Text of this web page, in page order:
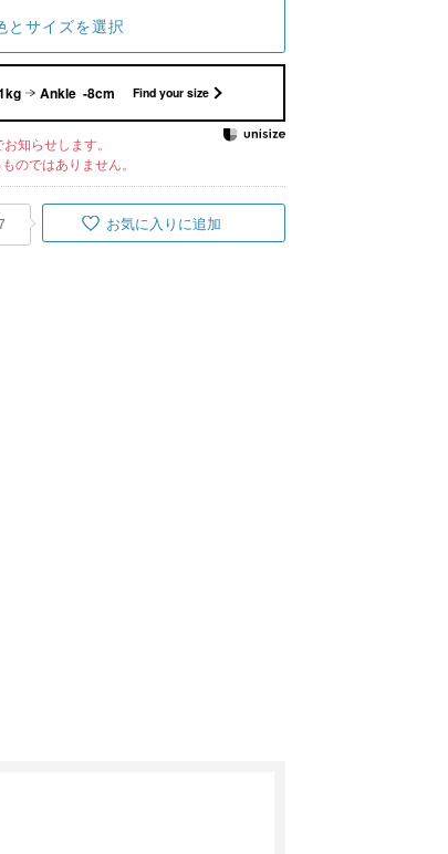
とサイズを選択
Ankle -8cm Find your size
知らせします。
のではありません。
お気に入りに追加